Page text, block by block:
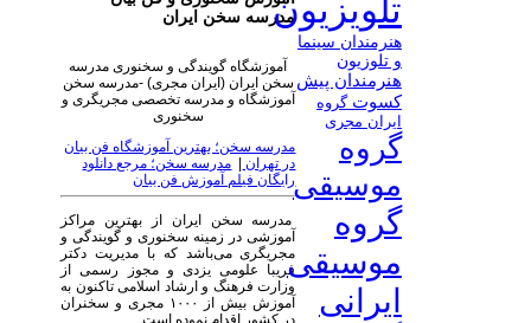
مدرسه سخن ایران
آموزشگاه گویندگی و سخنوری مدرسه
سخن ایران (ایران مجری) -مدرسه سخن
آموزشگاه و مدرسه تخصصی مجریگری و
سخنوری
مدرسه سخن؛ بهترین آموزشگاه فن بیان
در تهران
مدرسه سخن؛ مرجع دانلود
رایگان فیلم آموزش فن بیان
مدرسه سخن ایران از بهترین مراکز
آموزشی در زمینه سخنوری و گویندگی و
مجریگری می‌باشد که با مدیریت دکتر
فریبا علومی یزدی و مجوز رسمی از
وزارت فرهنگ و ارشاد اسلامی تاکنون به
آموزش بیش از ۱۰۰۰ مجری و سخنران
تلویزیون
هنرمندان سینما
و تلوزیون
هنرمندان پیش
کسوتگروه
ایران مجری
گروه
موسیقی
گروه
موسیقی
ایرانی